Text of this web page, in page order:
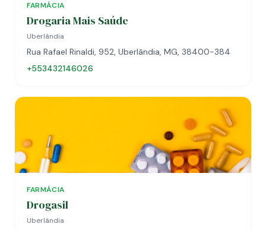
FARMÁCIA
Drogaria Mais Saúde
Uberlândia
Rua Rafael Rinaldi, 952, Uberlândia, MG, 38400-384
+553432146026
FARMÁCIA
Drogasil
Uberlândia